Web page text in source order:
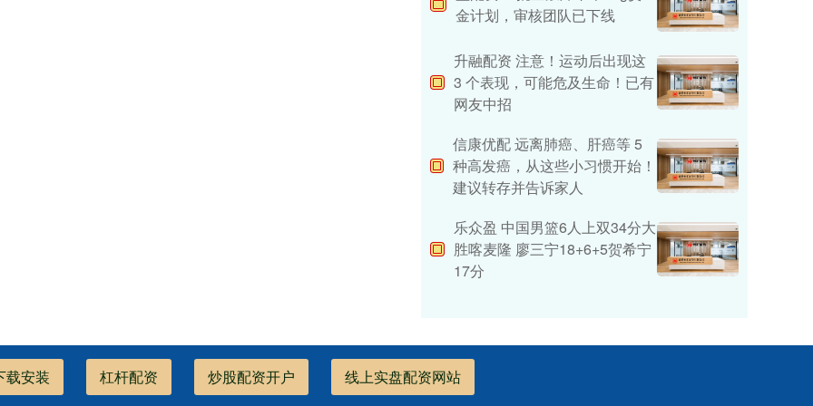
金计划，审核团队已下线
升融配资 注意！运动后出现这
3 个表现，可能危及生命！已有
网友中招
信康优配 远离肺癌、肝癌等 5
种高发癌，从这些小习惯开始！
建议转存并告诉家人
乐众盈 中国男篮6人上双34分大
胜喀麦隆 廖三宁18+6+5贺希宁
17分
载安装 杠杆配资 炒股配资开户 线上实盘配资网站